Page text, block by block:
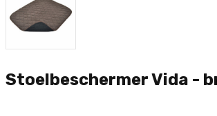
Stoelbeschermer Vida -